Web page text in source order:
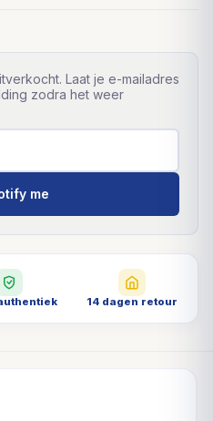
Laat je e-mailadres
zodra het weer
me
14 dagen retour